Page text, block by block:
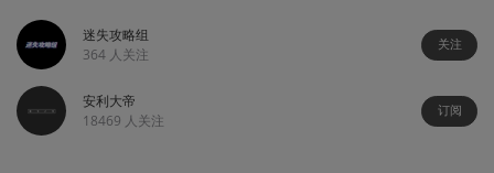
迷失攻略组
364 人关注
关注
安利大帝
18469 人关注
订阅